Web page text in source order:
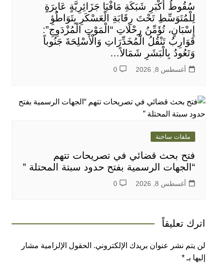
سُقُوطُ أَكْبَرِ شَبَكَةِ مَافْيَا جَزَائِرِيَّةٍ عَابِرَةٍ
لِلْمُتَوَسِّطِ تَحْتَ رِقَابَةِ الْعَسْكَرِ بِتَوَاطُؤِ
إِسْبَانٍ، تُؤَمِّنُ رِحْلَاتِ “الْمَوْتِ الْمُزْدَوِجِ”:
قَوَارِبُ تَنْقُلُ الْمُخَدِّرَاتِ وَالْأَسْلِحَةَ جَنُوباً
وَتَعُودُ بِالْبَشَرِ شَمَالاً…
أغسطس 8, 2026 0
ملفات ساخنة
فتح بحث قضائي في تصريحات تتهم
“الجهات الرسمية بفتح حدود سبتة المحتلة ”
أغسطس 8, 2026 0
اترك تعليقاً
لن يتم نشر عنوان بريدك الإلكتروني. الحقول الإلزامية مشار
إليها بـ *